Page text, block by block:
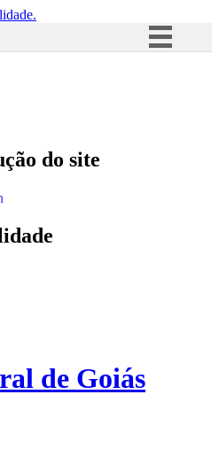
Acesso à informação
do site
de Goiás